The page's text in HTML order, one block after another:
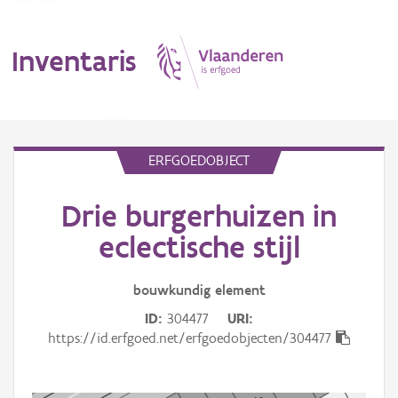
Inventaris
Erfgoedobject
Aanduidingsobject
ERFGOEDOBJECT
Drie burgerhuizen in
eclectische stijl
bouwkundig element
ID 304477
URI
https://id.erfgoed.net/erfgoedobjecten/304477